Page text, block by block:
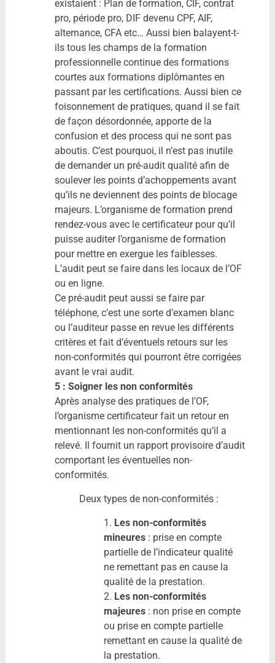
existaient : Plan de formation, CIF, contrat
pro, période pro, DIF devenu CPF, AIF,
alternance, CFA etc… Aussi bien balayent-t-
ils tous les champs de la formation
professionnelle continue des formations
courtes aux formations diplômantes en
passant par les certifications. Aussi bien ce
foisonnement de pratiques, quand il se fait
de façon désordonnée, apporte de la
confusion et des process qui ne sont pas
aboutis. C’est pourquoi, il n’est pas inutile
de demander un pré-audit qualité afin de
soulever les points d’achoppements avant
qu’ils ne deviennent des points de blocage
majeurs. L’organisme de formation prend
rendez-vous avec le certificateur pour qu’il
puisse auditer l’organisme de formation
pour mettre en exergue les faiblesses.
L’audit peut se faire dans les locaux de l’OF
ou en ligne.
Ce pré-audit peut aussi se faire par
téléphone, c’est une sorte d’examen blanc
ou l’auditeur passe en revue les différents
critères et fait d’éventuels retours sur les
non-conformités qui pourront être corrigées
avant le vrai audit.
5 : Soigner les non conformités
Après analyse des pratiques de l’OF,
l’organisme certificateur fait un retour en
mentionnant les non-conformités qu’il a
relevé. Il fournit un rapport provisoire d’audit
comportant les éventuelles non-
conformités.
Deux types de non-conformités :
1. Les non-conformités
mineures: prise en compte
partielle de l’indicateur qualité
ne remettant pas en cause la
qualité de la prestation.
2. Les non-conformités
majeures: non prise en compte
ou prise en compte partielle
remettant en cause la qualité de
la prestation.